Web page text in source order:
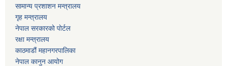
सामान्य प्रशाशन मन्त्रालय
गृह मन्त्रालय
नेपाल सरकारको पोर्टल
रक्षा मन्त्रालय
काठमाडौं महानगरपालिका
नेपाल कानुन आयोग